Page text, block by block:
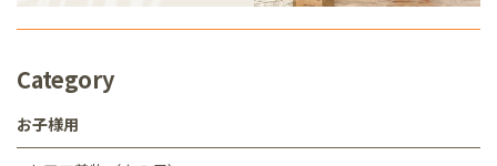
Category
お子様用